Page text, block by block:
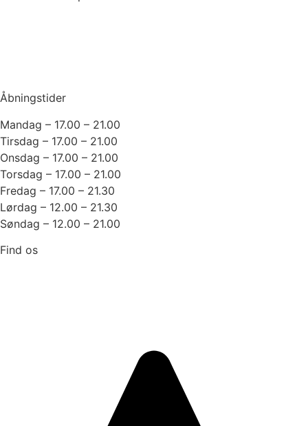
Åbningstider
Mandag – 17.00 – 21.00
Tirsdag – 17.00 – 21.00
Onsdag – 17.00 – 21.00
Torsdag – 17.00 – 21.00
Fredag – 17.00 – 21.30
Lørdag – 12.00 – 21.30
Søndag – 12.00 – 21.00
Find os